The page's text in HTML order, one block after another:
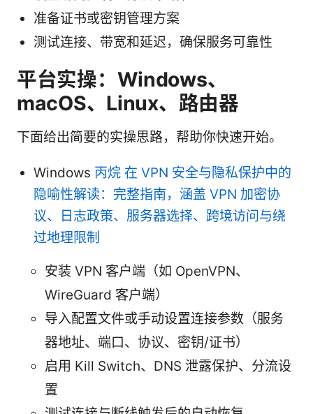
准备证书或密钥管理方案
测试连接、带宽和延迟，确保服务可靠性
平台实操：Windows、
macOS、Linux、路由器
下面给出简要的实操思路，帮助你快速开始。
Windows 丙烷 在 VPN 安全与隐私保护中的
隐喻性解读：完整指南，涵盖 VPN 加密协
议、日志政策、服务器选择、跨境访问与绕
过地理限制
安装 VPN 客户端（如 OpenVPN、
WireGuard 客户端）
导入配置文件或手动设置连接参数（服务
器地址、端口、协议、密钥/证书）
启用 Kill Switch、DNS 泄露保护、分流设
置